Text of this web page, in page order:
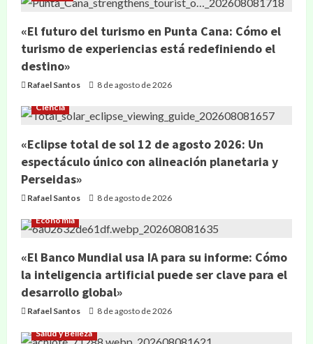
«El futuro del turismo en Punta Cana: Cómo el
turismo de experiencias está redefiniendo el
destino»
Rafael Santos 8 de agosto de 2026
Ciencia
«Eclipse total de sol 12 de agosto 2026: Un
espectáculo único con alineación planetaria y
Perseidas»
Rafael Santos 8 de agosto de 2026
Economía
«El Banco Mundial usa IA para su informe: Cómo
la inteligencia artificial puede ser clave para el
desarrollo global»
Rafael Santos 8 de agosto de 2026
Salud y Belleza